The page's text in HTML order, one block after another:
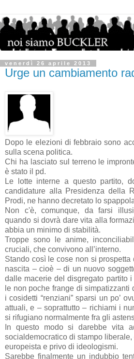
venerdì 26 aprile 2013
Urge un cambiamento
Dopo le elezioni di febbraio sono
sulla scena politica.
Chi ha lasciato sul terreno le
è stato il pd.
Le lotte interne a questo partito,
candidature alla Presidenza della
Prodi, ne hanno decretato lo
Non c'è, comunque, da farsi
quando si dovrà dare vita alla
abbia un minimo di stabilità.
Troppe sono le anime,
cruciali, che convivono all’interno.
Stando così le cose non si
nascita – cioè – di un nuovo
dalle macerie del disgregato partito
le non poche frange di simpatizzanti
i cosidetti “renziani” sparsi un po’
attuali, e – soprattutto – richiami i
si rifugiano normalmente fra gli
In questo modo si darebbe vita
socialdemocratico di stampo
europeista e privo di ideologismi.
Sarebbe finalmente un indubbio